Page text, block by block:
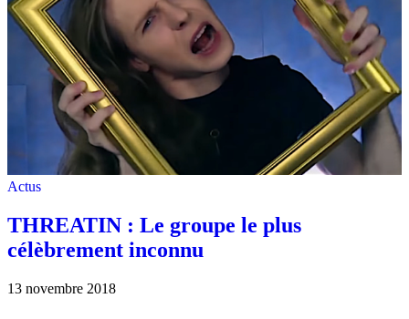
Actus
THREATIN : Le groupe le plus
célèbrement inconnu
13 novembre 2018